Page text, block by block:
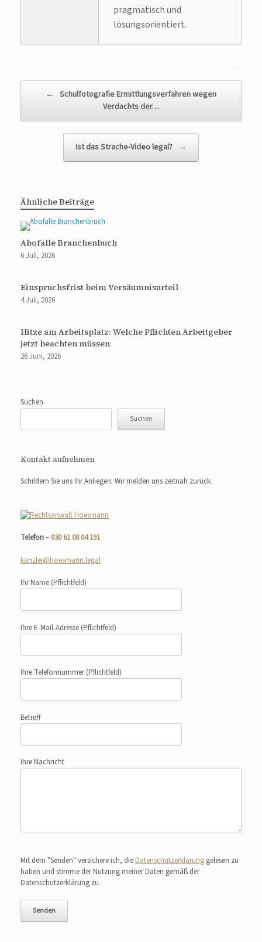
pragmatisch und
lösungsorientiert.
← Schulfotografie Ermittlungsverfahren wegen
Verdachts der…
Ist das Strache-Video legal? →
Ähnliche Beiträge
Abofalle Branchenbuch
6 Juli, 2026
Einspruchsfrist beim Versäumnisurteil
4 Juli, 2026
Hitze am Arbeitsplatz: Welche Pflichten Arbeitgeber
jetzt beachten müssen
26 Juni, 2026
Suchen
Suchen
Kontakt aufnehmen
Schildern Sie uns Ihr Anliegen. Wir melden uns zeitnah zurück.
Telefon –030 61 08 04 191
kanzlei@hoesmann.legal
Ihr Name (Pflichtfeld)
Ihre E-Mail-Adresse (Pflichtfeld)
Ihre Telefonnummer(Pflichtfeld)
Betreff
Ihre Nachricht
Mit dem "Senden" versichere ich, die Datenschutzerklärung gelesen zu
haben und stimme der Nutzung meiner Daten gemäß der
Datenschutzerklärung zu.